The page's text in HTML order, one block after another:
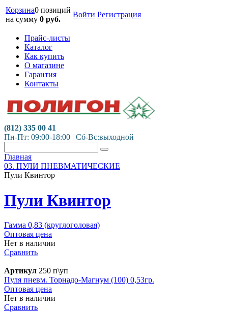
Корзина0 позиций
на сумму 0 руб.
Войти Регистрация
Прайс-листы
Каталог
Как купить
О магазине
Гарантия
Контакты
(812) 335 00 41
Пн-Пт: 09:00-18:00 | Сб-Вс:выходной
Главная
03. ПУЛИ ПНЕВМАТИЧЕСКИЕ
Пули Квинтор
Пули Квинтор
Гамма 0,83 (круглоголовая)
Оптовая цена
Нет в наличии
Сравнить
Артикул 250 п\уп
Пуля пневм. Торнадо-Магнум (100) 0,53гр.
Оптовая цена
Нет в наличии
Сравнить